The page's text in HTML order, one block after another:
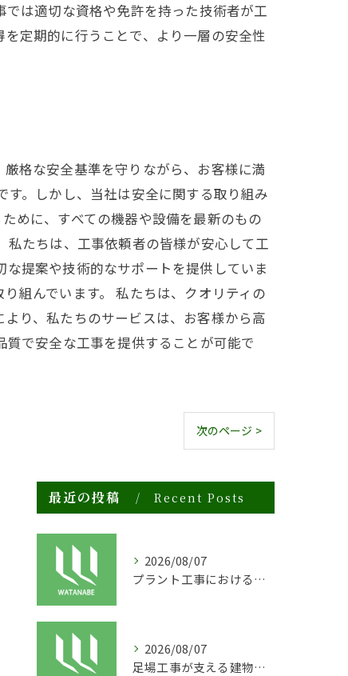
は適切な資格や免許を持った技術者が工
定期的に行うことで、より一層の安全性
格な安全基準を守りながら、お客様に満
。しかし、当社は安全に関する取り組み
めに、すべての機器や設備を最新のもの
たちは、工事依頼者の皆様が安心して工
提案や技術的なサポートを提供していま
組んでいます。 私たちは、クオリティの
り、私たちのサービスは、お客様から高
で安全な工事を提供することが可能で
次のページ >
最近の投稿 Recent Posts
2026/08/07
プラント工事における足場工事の安全対策と施工の重要性
2026/08/07
足場工事が支える建物の長寿命化と外装塗装の重要性